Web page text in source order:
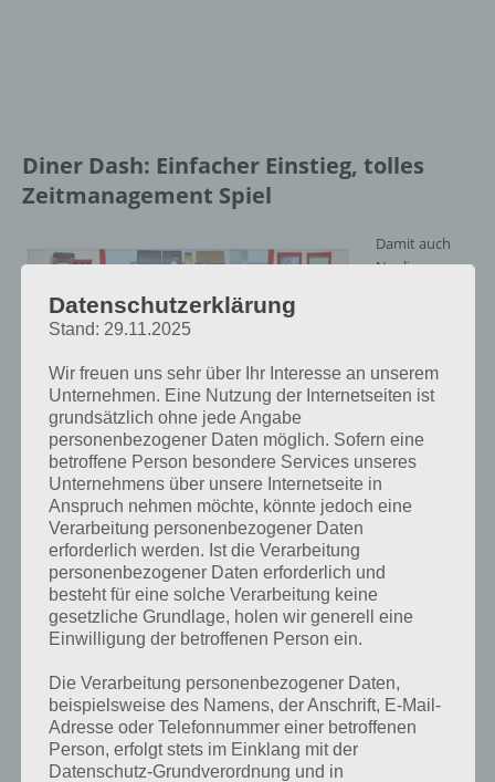
Diner Dash: Einfacher Einstieg, tolles
Zeitmanagement Spiel
Diner Dash Screenshot – (c) PlayFirst
Damit auch
Neulinge
umfangreiches
Tutorial.
Insgesamt
verfügt über
das Spiel über
90 Level, die nach und nach komplizierter werden.
Während die 3 Sterne in den ersten Level noch einfach verdient
werden können, ist das später bei dutzenden Gästen nicht mehr
ganz so einfach. Bei allem Gästen muss man, will man die 3 Sterne
verdienen, die Farben der Personen und Stühle beachten sowie
diese bei Laune halten, damit das Trinkgeld sich erhöht. Auch gibt es
und deren Bedürfnisse gestillt werden wollen.
Mit Küchenupgrades und vielem mehr
Datenschutzerklärung
Stand: 29.11.2025
Wir freuen uns sehr über Ihr Interesse an unserem
Unternehmen. Eine Nutzung der Internetseiten ist
grundsätzlich ohne jede Angabe
personenbezogener Daten möglich. Sofern eine
betroffene Person besondere Services unseres
Unternehmens über unsere Internetseite in
Anspruch nehmen möchte, könnte jedoch eine
Verarbeitung personenbezogener Daten
erforderlich werden. Ist die Verarbeitung
personenbezogener Daten erforderlich und
besteht für eine solche Verarbeitung keine
gesetzliche Grundlage, holen wir generell eine
Einwilligung der betroffenen Person ein.
Die Verarbeitung personenbezogener Daten,
beispielsweise des Namens, der Anschrift, E-Mail-
Adresse oder Telefonnummer einer betroffenen
Person, erfolgt stets im Einklang mit der
Datenschutz-Grundverordnung und in